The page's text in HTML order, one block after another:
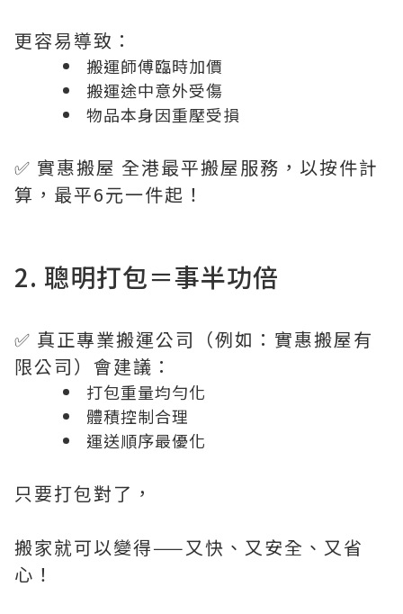
更容易導致：
搬運師傅臨時加價
搬運途中意外受傷
物品本身因重壓受損
✅ 實惠搬屋 全港最平搬屋服務，以按件計
算，最平6元一件起！
2. 聰明打包＝事半功倍
✅ 真正專業搬運公司（例如：實惠搬屋有
限公司）會建議：
打包重量均勻化
體積控制合理
運送順序最優化
只要打包對了，
搬家就可以變得——又快、又安全、又省
心！